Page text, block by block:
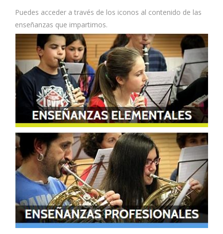
Puedes acceder a través de los iconos al contenido de las
enseñanzas que impartimos.